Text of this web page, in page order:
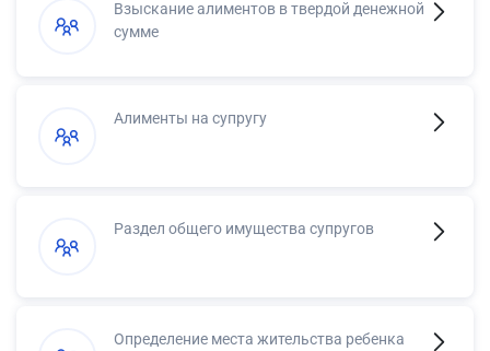
Взыскание алиментов в твердой денежной
сумме
Алименты на супругу
Раздел общего имущества супругов
Определение места жительства ребенка